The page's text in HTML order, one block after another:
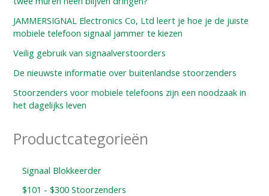
JAMMERSIGNAL Electronics Co, Ltd leert je hoe je de juiste
mobiele telefoon signaal jammer te kiezen
Veilig gebruik van signaalverstoorders
De nieuwste informatie over buitenlandse stoorzenders
Stoorzenders voor mobiele telefoons zijn een noodzaak in
het dagelijks leven
Productcategorieën
Signaal Blokkeerder
$101 - $300 Stoorzenders